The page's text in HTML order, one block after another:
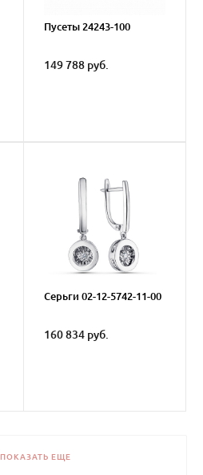
Пусеты 24243-100
149 788 руб.
Серьги 02-12-5742-11-00
160 834 руб.
ПОКАЗАТЬ ЕЩЕ